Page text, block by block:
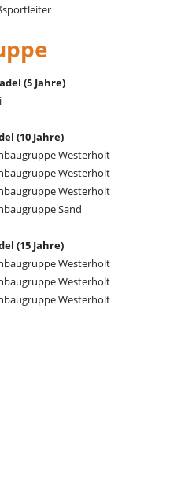
(5 Jahre)
(10 Jahre)
Westerholt
Westerholt
Westerholt
Sand
(15 Jahre)
Westerholt
Westerholt
Westerholt